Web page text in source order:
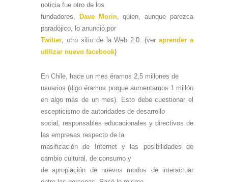
noticia fue otro de los
fundadores, Dave Morin, quien, aunque parezca
paradójico, lo anunció por
Twitter , otro sitio de la Web 2.0. (veraprender a
utilizar nuevo facebook)
En Chile, hace un mes éramos 2,5 millones de
usuarios (digo éramos porque aumentamos 1 millón
en algo más de un mes). Esto debe cuestionar el
escepticismo de autoridades de desarrollo
social, responsables educacionales y directivos de
las empresas respecto de la
masificación de Internet y las posibilidades de
cambio cultural, de consumo y
de apropiación de nuevos modos de interactuar